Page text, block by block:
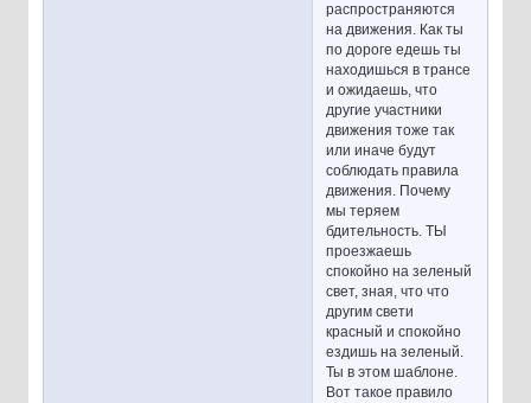
распространяются
на движения. Как ты
по дороге едешь ты
находишься в трансе
и ожидаешь, что
другие участники
движения тоже так
или иначе будут
соблюдать правила
движения. Почему
мы теряем
бдительность. ТЫ
проезжаешь
спокойно на зеленый
свет, зная, что что
другим свети
красный и спокойно
ездишь на зеленый.
Ты в этом шаблоне.
Вот такое правило